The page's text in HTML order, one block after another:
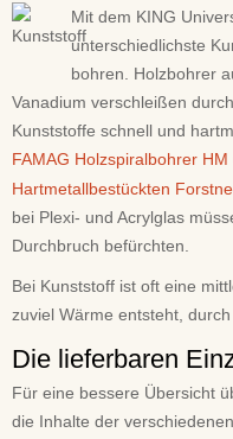
Mit dem KING
unterschiedlichste
bohren. Holzbohrer
Vanadium verschleißen
Kunststoffe schnell und
FAMAG Holzspiralbohrer HM
Hartmetallbestückten
bei Plexi- und Acrylglas
Durchbruch befürchten.
Bei Kunststoff ist oft eine
zuviel Wärme entsteht,
Die lieferbaren
Für eine bessere Übersicht
die Inhalte der